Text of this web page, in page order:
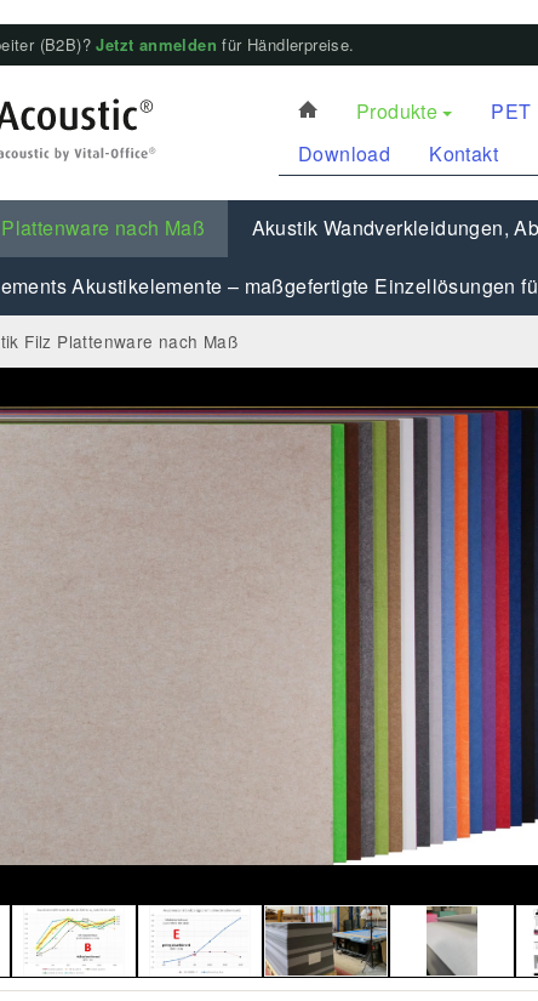
(B2B)?Jetzt anmelden für Händlerpreise.
Produkte PET
Download
Kontakt
nach Maß Akustik Wandverkleidungen,
Akustikelemente – maßgefertigte Einzellösungen
Filz Plattenware nach Maß